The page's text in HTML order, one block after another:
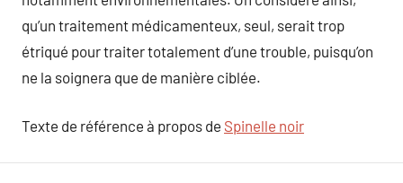
qu’un traitement médicamenteux, seul, serait trop
étriqué pour traiter totalement d’une trouble, puisqu’on
ne la soignera que de manière ciblée.
Texte de référence à propos de Spinelle noir